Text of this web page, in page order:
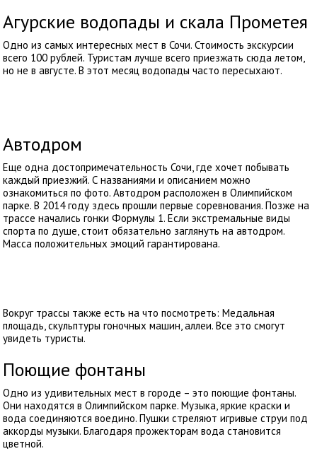
Агурские водопады и скала Прометея
Одно из самых интересных мест в Сочи. Стоимость экскурсии
всего 100 рублей. Туристам лучше всего приезжать сюда летом,
но не в августе. В этот месяц водопады часто пересыхают.
Автодром
Еще одна достопримечательность Сочи, где хочет побывать
каждый приезжий. С названиями и описанием можно
ознакомиться по фото. Автодром расположен в Олимпийском
парке. В 2014 году здесь прошли первые соревнования. Позже на
трассе начались гонки Формулы 1. Если экстремальные виды
спорта по душе, стоит обязательно заглянуть на автодром.
Масса положительных эмоций гарантирована.
Вокруг трассы также есть на что посмотреть: Медальная
площадь, скульптуры гоночных машин, аллеи. Все это смогут
увидеть туристы.
Поющие фонтаны
Одно из удивительных мест в городе – это поющие фонтаны.
Они находятся в Олимпийском парке. Музыка, яркие краски и
вода соединяются воедино. Пушки стреляют игривые струи под
аккорды музыки. Благодаря прожекторам вода становится
цветной.